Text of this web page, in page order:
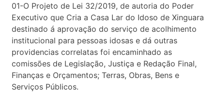
01-O Projeto de Lei 32/2019, de autoria do Poder
Executivo que Cria a Casa Lar do Idoso de Xinguara
destinado á aprovação do serviço de acolhimento
institucional para pessoas idosas e dá outras
providencias correlatas foi encaminhado as
comissões de Legislação, Justiça e Redação Final,
Finanças e Orçamentos; Terras, Obras, Bens e
Serviços Públicos.